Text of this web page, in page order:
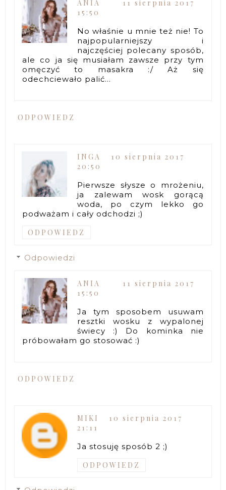
ANIA
11 sierpnia 2017
15:50
No właśnie u mnie też nie! To
najpopularniejszy i
najczęściej polecany sposób,
ale co ja się musiałam zawsze przy tym
omęczyć to masakra :/ Aż się
odechciewało palić...
ODPOWIEDZ
INGA
10 sierpnia 2017
20:50
Pierwsze słysze o mrożeniu,
ja zalewam wosk gorącą
woda, po czym lekko go
podważam i cały odchodzi ;)
ODPOWIEDZ
Odpowiedzi
ANIA
11 sierpnia 2017
15:50
Ja tym sposobem usuwam
resztki wosku z wypalonej
świecy :) Do kominka nie
próbowałam go stosować :)
ODPOWIEDZ
MIKI
10 sierpnia 2017
21:11
Ja stosuję sposób 2 ;)
ODPOWIEDZ